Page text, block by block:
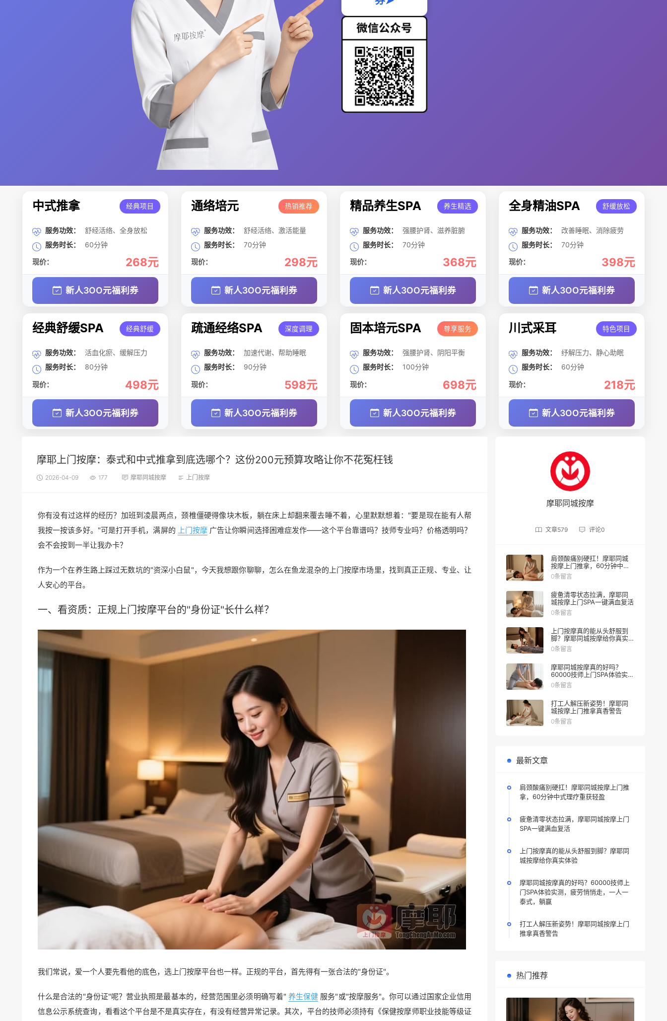
中式推拿 经典项目
服务功效：
舒经活络、全身放松
服务时长：
60分钟
现价： 268元
新人3OO元福利券
通络培元 热销推荐
服务功效：
舒经活络、激活能量
服务时长：
70分钟
现价： 298元
新人3OO元福利券
精品养生SPA 养生精选
服务功效：
强腰护肾、滋养脏腑
服务时长：
70分钟
现价： 368元
新人3OO元福利券
全身精油SPA 舒缓放松
服务功效：
改善睡眠、消除疲劳
服务时长：
70分钟
现价： 398元
新人3OO元福利券
经典舒缓SPA 经典舒缓
服务功效：
活血化瘀、缓解压力
服务时长：
80分钟
现价： 498元
新人3OO元福利券
疏通经络SPA 深度调理
服务功效：
加速代谢、帮助睡眠
服务时长：
90分钟
现价： 598元
新人3OO元福利券
固本培元SPA 尊享服务
服务功效：
强腰护肾、阴阳平衡
服务时长：
100分钟
现价： 698元
新人3OO元福利券
川式采耳 特色项目
服务功效：
纾解压力、静心助眠
服务时长：
60分钟
现价： 218元
新人3OO元福利券
摩耶上门按摩：泰式和中式推拿到底选哪个？这份200元预算攻略让你不花冤枉钱
2026-04-09 177 摩耶同城按摩 上门按摩
你有没有过这样的经历？加班到凌晨两点，颈椎僵硬得像块木板，躺在床上却翻来覆去睡不着，心里默默想着："要是现在能有人帮
我按一按该多好。"可是打开手机，满屏的 上门按摩 广告让你瞬间选择困难症发作——这个平台靠谱吗？技师专业吗？价格透明吗？
会不会按到一半让我办卡？
作为一个在养生路上踩过无数坑的"资深小白鼠"，今天我想跟你聊聊，怎么在鱼龙混杂的上门按摩市场里，找到真正正规、专业、让
人安心的平台。
一、看资质：正规上门按摩平台的"身份证"长什么样？
我们常说，爱一个人要先看他的底色，选上门按摩平台也一样。正规的平台，首先得有一张合法的"身份证"。
什么是合法的"身份证"呢？营业执照是最基本的，经营范围里必须明确写着" 养生保健 服务"或"按摩服务"。你可以通过国家企业信用
信息公示系统查询，看看这个平台是不是真实存在，有没有经营异常记录。其次，平台的技师必须持有《保健按摩师职业技能等级证
摩耶同城按摩
文章579 评论0
肩颈酸痛别硬扛！摩耶同城
按摩上门推拿，60分钟中式
理疗重获轻盈
0条留言
疲惫清零状态拉满，摩耶同
城按摩上门SPA一键满血复活
0条留言
上门按摩真的能从头舒服到
脚？摩耶同城按摩给你真实
体验
0条留言
摩耶同城按摩真的好吗？
60000技师上门SPA体验实
测，疲劳悄悄走，一人一泰
式，躺赢
0条留言
打工人解压新姿势！摩耶同
城按摩上门推拿真香警告
0条留言
最新文章
肩颈酸痛别硬扛！摩耶同城按摩上门推
拿，60分钟中式理疗重获轻盈
疲惫清零状态拉满，摩耶同城按摩上门
SPA一键满血复活
上门按摩真的能从头舒服到脚？摩耶同
城按摩给你真实体验
摩耶同城按摩真的好吗？60000技师上
门SPA体验实测，疲劳悄悄走，一人一
泰式，躺赢
打工人解压新姿势！摩耶同城按摩上门
推拿真香警告
热门推荐